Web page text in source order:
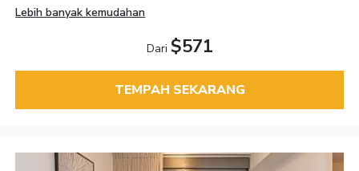
Lebih banyak kemudahan
Dari $571
TEMPAH SEKARANG